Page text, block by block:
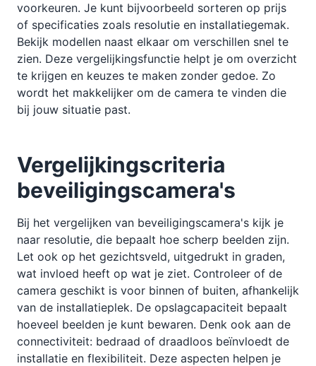
voorkeuren. Je kunt bijvoorbeeld sorteren op prijs
of specificaties zoals resolutie en installatiegemak.
Bekijk modellen naast elkaar om verschillen snel te
zien. Deze vergelijkingsfunctie helpt je om overzicht
te krijgen en keuzes te maken zonder gedoe. Zo
wordt het makkelijker om de camera te vinden die
bij jouw situatie past.
Vergelijkingscriteria
beveiligingscamera's
Bij het vergelijken van beveiligingscamera's kijk je
naar resolutie, die bepaalt hoe scherp beelden zijn.
Let ook op het gezichtsveld, uitgedrukt in graden,
wat invloed heeft op wat je ziet. Controleer of de
camera geschikt is voor binnen of buiten, afhankelijk
van de installatieplek. De opslagcapaciteit bepaalt
hoeveel beelden je kunt bewaren. Denk ook aan de
connectiviteit: bedraad of draadloos beïnvloedt de
installatie en flexibiliteit. Deze aspecten helpen je